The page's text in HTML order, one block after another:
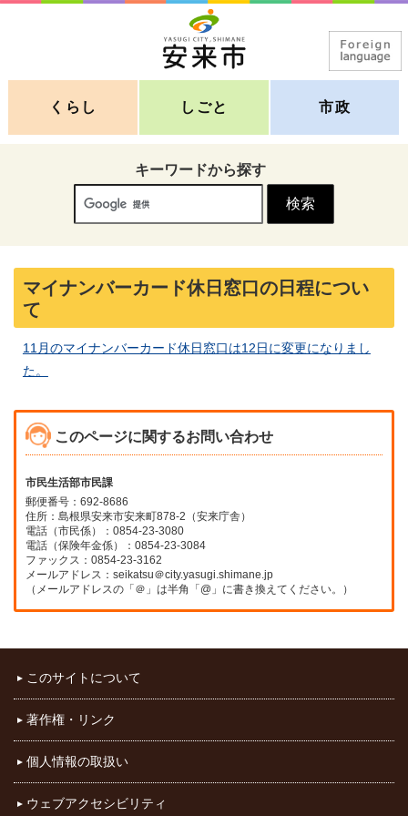
くらし しごと 市政
キーワードから探す
マイナンバーカード休日窓口の日程につい
て
11月のマイナンバーカード休日窓口は12日に変更になりまし
た。
このページに関するお問い合わせ
市民生活部市民課
郵便番号：692-8686
住所：島根県安来市安来町878-2（安来庁舎）
電話（市民係）：0854-23-3080
電話（保険年金係）：0854-23-3084
ファックス：0854-23-3162
メールアドレス：seikatsu＠city.yasugi.shimane.jp
（メールアドレスの「＠」は半角「@」に書き換えてください。）
このサイトについて
著作権・リンク
個人情報の取扱い
ウェブアクセシビリティ